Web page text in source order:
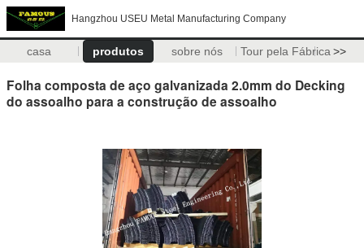
Hangzhou USEU Metal Manufacturing Company
casa produtos sobre nós Tour pela Fábrica >>
Folha composta de aço galvanizada 2.0mm do Decking
do assoalho para a construção de assoalho